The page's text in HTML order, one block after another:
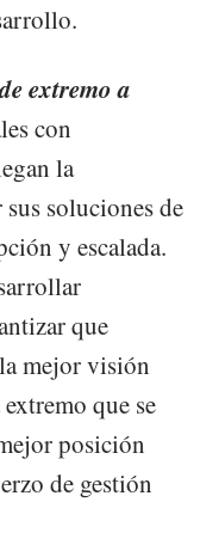
extremo a
con
la
soluciones de
y escalada.
que
mejor visión
que se
posición
de gestión